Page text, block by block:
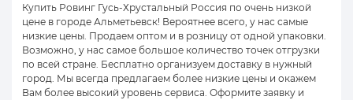
Купить Ровинг Гусь-Хрустальный Россия по очень низкой
цене в городе Альметьевск! Вероятнее всего, у нас самые
низкие цены. Продаем оптом и в розницу от одной упаковки.
Возможно, у нас самое большое количество точек отгрузки
по всей стране. Бесплатно организуем доставку в нужный
город. Мы всегда предлагаем более низкие цены и окажем
Вам более высокий уровень сервиса. Оформите заявку и